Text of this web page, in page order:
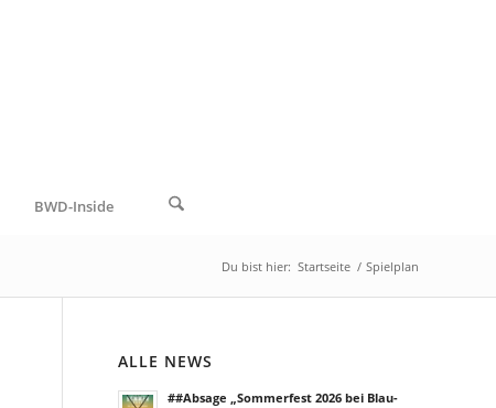
BWD-Inside
Du bist hier: Startseite / Spielplan
ALLE NEWS
##Absage „Sommerfest 2026 bei Blau-